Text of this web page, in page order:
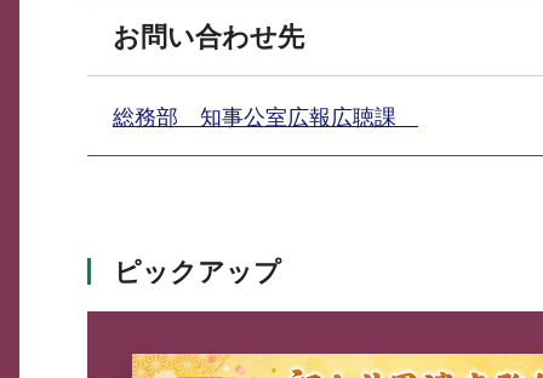
お問い合わせ先
総務部 知事公室広報広聴課
ピックアップ